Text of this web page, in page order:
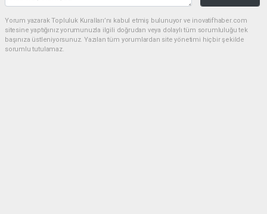
Yorum yazarak Topluluk Kuralları’nı kabul etmiş bulunuyor ve inovatifhaber.com
sitesine yaptığınız yorumunuzla ilgili doğrudan veya dolaylı tüm sorumluluğu tek
başınıza üstleniyorsunuz. Yazılan tüm yorumlardan site yönetimi hiçbir şekilde
sorumlu tutulamaz.